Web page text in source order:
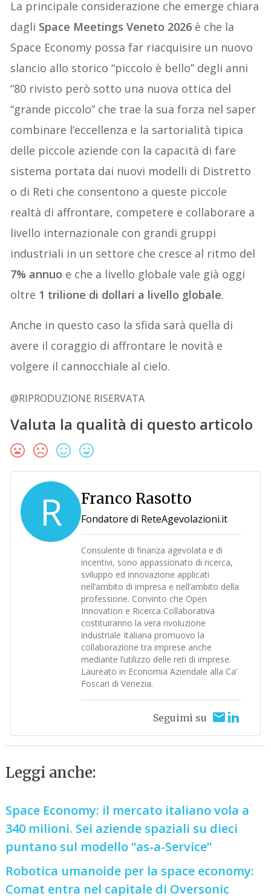
La principale considerazione che emerge chiara
dagli Space Meetings Veneto 2026 è che la
Space Economy possa far riacquisire un nuovo
slancio allo storico “piccolo è bello” degli anni
“80 rivisto però sotto una nuova ottica del
“grande piccolo” che trae la sua forza nel saper
combinare l’eccellenza e la sartorialità tipica
delle piccole aziende con la capacità di fare
sistema portata dai nuovi modelli di Distretto
o di Reti che consentono a queste piccole
realtà di affrontare, competere e collaborare a
livello internazionale con grandi gruppi
industriali in un settore che cresce al ritmo del
7% annuo e che a livello globale vale già oggi
oltre 1 trilione di dollari a livello globale.
Anche in questo caso la sfida sarà quella di
avere il coraggio di affrontare le novità e
volgere il cannocchiale al cielo.
@RIPRODUZIONE RISERVATA
Valuta la qualità di questo articolo
R Franco Rasotto
Fondatore di ReteAgevolazioni.it
Consulente di finanza agevolata e di
incentivi, sono appassionato di ricerca,
sviluppo ed innovazione applicati
nell’ambito di impresa e nell’ambito della
professione. Convinto che Open
Innovation e Ricerca Collaborativa
costituiranno la vera rivoluzione
industriale Italiana promuovo la
collaborazione tra imprese anche
mediante l’utilizzo delle reti di imprese.
Laureato in Economia Aziendale alla Ca’
Foscari di Venezia.
Seguimi su
Leggi anche:
Space Economy: il mercato italiano vola a
340 milioni. Sei aziende spaziali su dieci
puntano sul modello “as-a-Service”
Robotica umanoide per la space economy:
Comat entra nel capitale di Oversonic